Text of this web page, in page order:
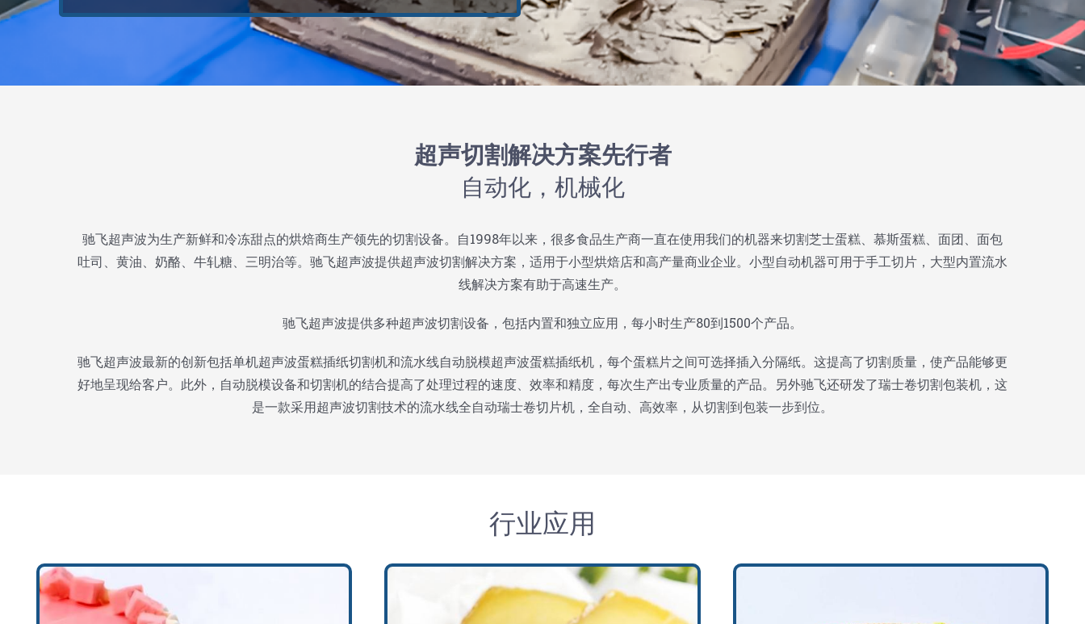
超声切割解决方案先行者
自动化，机械化
驰飞超声波为生产新鲜和冷冻甜点的烘焙商生产领先的切割设备。自1998年以来，很多食品生产商一直在使用我们的机器来切割芝士蛋糕、慕斯蛋糕、面团、面包
吐司、黄油、奶酪、牛轧糖、三明治等。驰飞超声波提供超声波切割解决方案，适用于小型烘焙店和高产量商业企业。小型自动机器可用于手工切片，大型内置流水
线解决方案有助于高速生产。
驰飞超声波提供多种超声波切割设备，包括内置和独立应用，每小时生产80到1500个产品。
驰飞超声波最新的创新包括单机超声波蛋糕插纸切割机和流水线自动脱模超声波蛋糕插纸机，每个蛋糕片之间可选择插入分隔纸。这提高了切割质量，使产品能够更
好地呈现给客户。此外，自动脱模设备和切割机的结合提高了处理过程的速度、效率和精度，每次生产出专业质量的产品。另外驰飞还研发了瑞士卷切割包装机，这
是一款采用超声波切割技术的流水线全自动瑞士卷切片机，全自动、高效率，从切割到包装一步到位。
行业应用